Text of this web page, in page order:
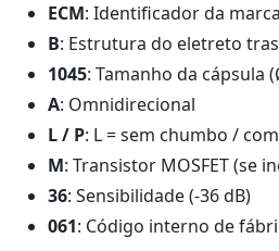
ECM: Identificador da
B: Estrutura do eletreto
1045: Tamanho da cápsula
A: Omnidirecional
L / P: L = sem chumbo /
M: Transistor MOSFET (se
36: Sensibilidade (-36 dB)
061: Código interno de